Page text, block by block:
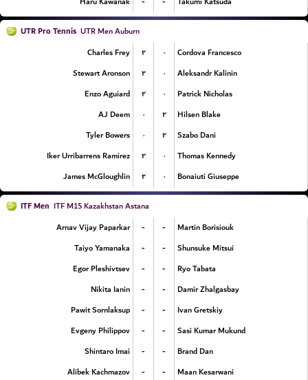
UTR Pro Tennis UTR Men Auburn
Charles Frey
۲ ۰
Cordova Francesco
Stewart Aronson
۲ ۰
Aleksandr Kalinin
Enzo Aguiard
۲ ۰
Patrick Nicholas
AJ Deem
۰ ۲
Hilsen Blake
Tyler Bowers
۰ ۲
Szabo Dani
Iker Urribarrens Ramirez
۲ ۰
Thomas Kennedy
James McGloughlin
۲ ۰ Bonaiuti Giuseppe
ITF Men ITF M15 Kazakhstan Astana
Arnav Vijay Paparkar
- -
Martin Borisiouk
Taiyo Yamanaka
- -
Shunsuke Mitsui
Egor Pleshivtsev
- -
Ryo Tabata
Nikita Ianin
- -
Damir Zhalgasbay
Pawit Sornlaksup
- -
Ivan Gretskiy
Evgeny Philippov
- -
Sasi Kumar Mukund
Shintaro Imai
- -
Brand Dan
Alibek Kachmazov
- - Maan Kesarwani